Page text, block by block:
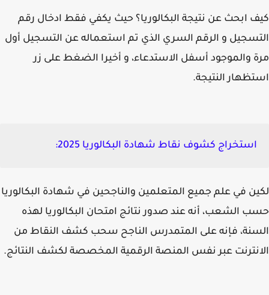
ابحث عن نتيجة البكالوريا؟ حيث يكفي فقط ادخال رقم
و الرقم السري الذي تم استعماله عن التسجيل أول
والموجود أسفل الاستدعاء، و أخيرا الضغط على زر
النتيجة.
استخراج كشوف نقاط شهادة البكالوريا 2025:
في علم جميع المتعلمين والناجحين في شهادة البكالوريا
الشعب، أنه عند صدور نتائج امتحان البكالوريا لهذه
فإنه على المتمدرس الناجح سحب كشف النقاط من
عبر نفس المنصة الرقمية المخصصة لكشف النتائج.